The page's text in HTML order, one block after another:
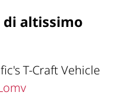
di altissimo
T-Craft Vehicle